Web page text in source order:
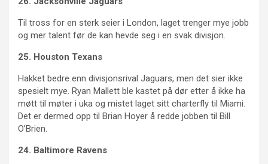
Til tross for en sterk seier i London, laget trenger mye jobb
og mer talent før de kan hevde seg i en svak divisjon.
25. Houston Texans
Hakket bedre enn divisjonsrival Jaguars, men det sier ikke
spesielt mye. Ryan Mallett ble kastet på dør etter å ikke ha
møtt til møter i uka og mistet laget sitt charterfly til Miami.
Det er dermed opp til Brian Hoyer å redde jobben til Bill
O’Brien.
24. Baltimore Ravens